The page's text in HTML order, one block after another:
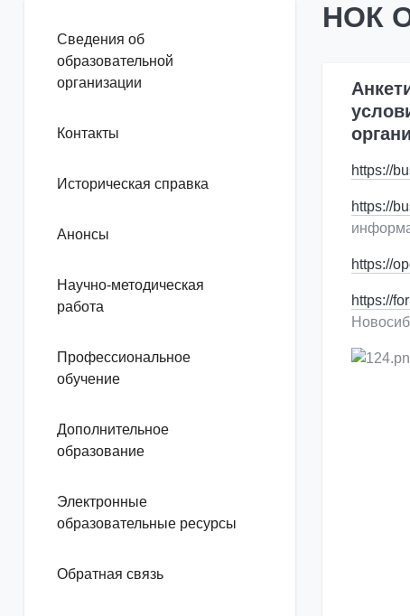
Сведения об
образовательной
организации
Контакты
Историческая справка
Анонсы
Научно-методическая
работа
Профессиональное
обучение
Дополнительное
образование
Электронные
образовательные ресурсы
Обратная связь
НОК
https://
https://
https://
https://